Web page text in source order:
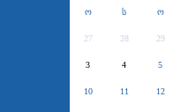
ო ს ო
27 28 29
3 4 5
10 11 12